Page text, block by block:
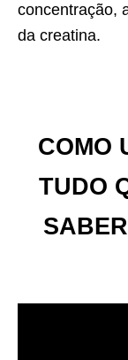
concentração,
da creatina.
COMO
TUDO